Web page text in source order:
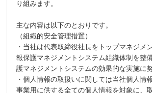
り組みます。
主な内容は以下のとおりです。
（組織的安全管理措置）
・当社は代表取締役社長をトップマネジメ
報保護マネジメントシステム組織体制を整
護マネジメントシステムの効果的な実施に
・個人情報の取扱いに関しては当社個人情
事業用に供する全ての個人情報を対象に、